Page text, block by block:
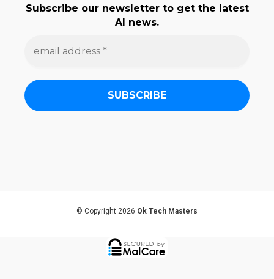
Subscribe our newsletter to get the latest
AI news.
a
d
© Copyright 2026 Ok Tech Masters